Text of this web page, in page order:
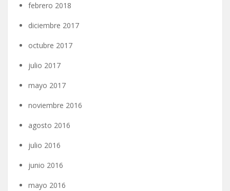
febrero 2018
diciembre 2017
octubre 2017
julio 2017
mayo 2017
noviembre 2016
agosto 2016
julio 2016
junio 2016
mayo 2016